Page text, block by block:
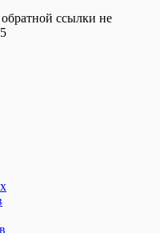
ссылки не